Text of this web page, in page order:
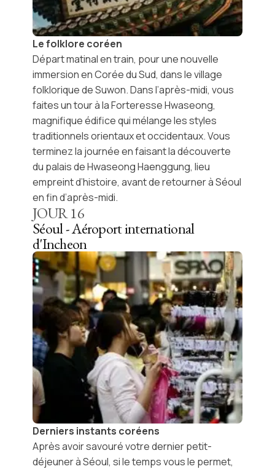
Le folklore coréen
Départ matinal en train, pour une nouvelle
immersion enCorée du Sud, dans le village
folklorique deSuwon. Dans l’après-midi, vous
faites un tour à laForteresse Hwaseong,
magnifique édifice qui mélange les styles
traditionnels orientaux et occidentaux. Vous
terminez la journée en faisant la découverte
du palais deHwaseong Haenggung, lieu
empreint d’histoire, avant de retourner à Séoul
en fin d’après-midi.
JOUR16
Séoul - Aéroport international
d'Incheon
Derniers instants coréens
Après avoir savouré votre dernier petit-
déjeuner à Séoul, si le temps vous le permet,